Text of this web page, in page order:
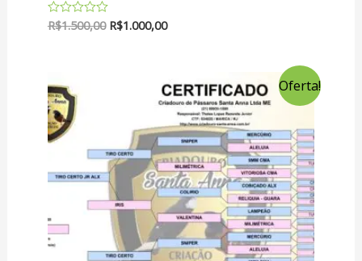
Avaliação
R$1.500,00 R$1.000,00
Oferta!